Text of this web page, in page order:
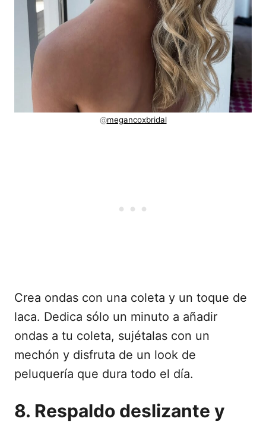
@megancoxbridal
Crea ondas con una coleta y un toque de
laca. Dedica sólo un minuto a añadir
ondas a tu coleta, sujétalas con un
mechón y disfruta de un look de
peluquería que dura todo el día.
8. Respaldo deslizante y